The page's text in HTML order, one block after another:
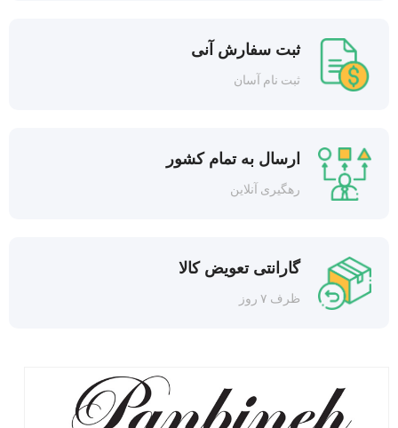
ثبت سفارش آنی
ثبت نام آسان
ارسال به تمام کشور
رهگیری آنلاین
گارانتی تعویض کالا
ظرف ۷ روز